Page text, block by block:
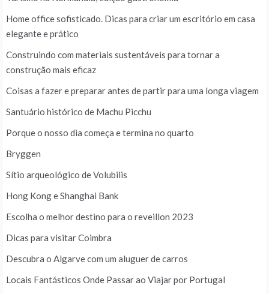
Home office sofisticado. Dicas para criar um escritório em casa
elegante e prático
Construindo com materiais sustentáveis para tornar a
construção mais eficaz
Coisas a fazer e preparar antes de partir para uma longa viagem
Santuário histórico de Machu Picchu
Porque o nosso dia começa e termina no quarto
Bryggen
Sítio arqueológico de Volubilis
Hong Kong e Shanghai Bank
Escolha o melhor destino para o reveillon 2023
Dicas para visitar Coimbra
Descubra o Algarve com um aluguer de carros
Locais Fantásticos Onde Passar ao Viajar por Portugal